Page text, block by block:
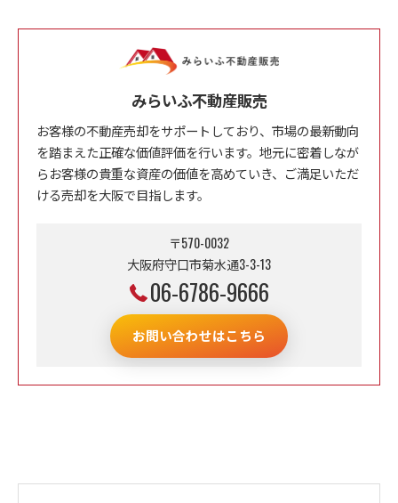
みらいふ不動産販売
お客様の不動産売却をサポートしており、市場の最新動向
を踏まえた正確な価値評価を行います。地元に密着しなが
らお客様の貴重な資産の価値を高めていき、ご満足いただ
ける売却を大阪で目指します。
〒570-0032
大阪府守口市菊水通3-3-13
06-6786-9666
お問い合わせはこちら